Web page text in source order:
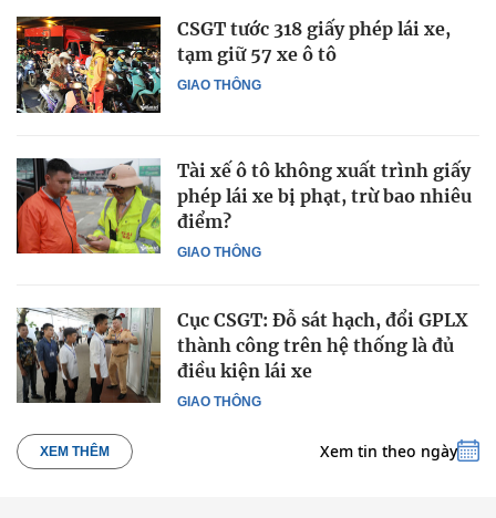
GIAO THÔNG
CSGT tước 318 giấy phép lái xe,
tạm giữ 57 xe ô tô
GIAO THÔNG
Tài xế ô tô không xuất trình giấy
phép lái xe bị phạt, trừ bao nhiêu
điểm?
GIAO THÔNG
Cục CSGT: Đỗ sát hạch, đổi GPLX
thành công trên hệ thống là đủ
điều kiện lái xe
XEM THÊM Xem tin theo ngày